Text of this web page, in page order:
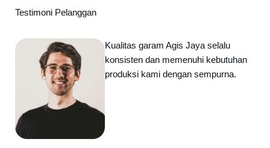
Testimoni Pelanggan
Kualitas garam Agis Jaya selalu
konsisten dan memenuhi kebutuhan
produksi kami dengan sempurna.